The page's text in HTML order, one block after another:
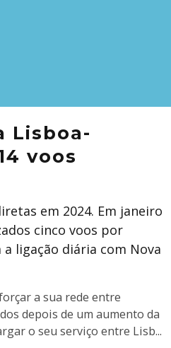
Lisboa-
voos
em 2024. Em janeiro
cinco voos por
ligação diária com Nova
a sua rede entre
depois de um aumento da
o seu serviço entre Lisb...